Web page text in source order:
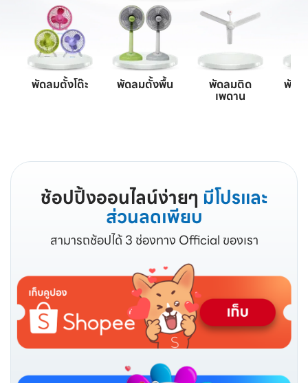
พัดลมตั้งโต๊ะ พัดลมตั้งพื้น พัดลมติด
เพดาน
พัด
ช้อปปิ้งออนไลน์ง่ายๆ มีโปรและ
ส่วนลดเพียบ
สามารถช้อปได้ 3 ช่องทาง Official ของเรา